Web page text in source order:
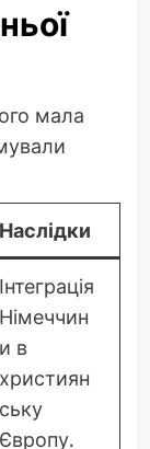
мала
Наслідки
Інтеграція
Німеччин
и в
християн
ську
Європу.